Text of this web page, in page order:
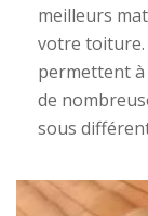
meilleurs
votre
permettent
de
sous